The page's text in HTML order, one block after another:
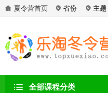
夏令营首页 省份 主题
全部课程分类